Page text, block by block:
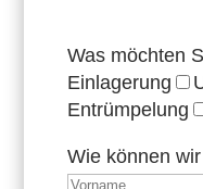
Was möchten
Einlagerung
Entrümpelung
Wie können